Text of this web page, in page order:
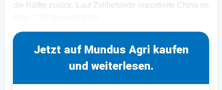
die Hälfte zurück. Laut Zollbehörde importierte China im
Jetzt auf Mundus Agri kaufen
und weiterlesen.